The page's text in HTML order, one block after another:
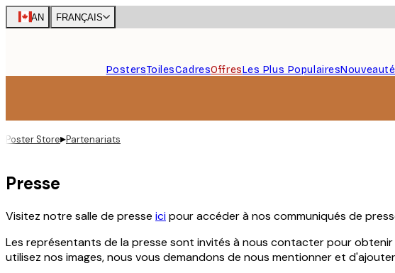
Skip
to
CAN FRANÇAIS
PostersToilesCadresOffresLes Plus Populaires
Poster Store▸Partenariats
Presse
Visitez notre salle de presse icipour accéder à nos communiqués de
Les représentants de la presse sont invités à nous contacter pour
utilisez nos images, nous vous demandons de nous mentionner et